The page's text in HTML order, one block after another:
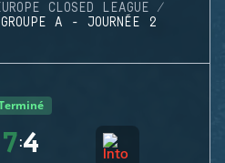
CLOSED LEAGUE
GROUPE A - JOURNÉE 2
7:4